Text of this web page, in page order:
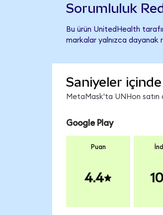
Sorumluluk
Bu ürün UnitedHealth
markalar yalnızca dayanak
Saniyeler
MetaMask'ta UNHon satın
Google Play
Puan
4.4